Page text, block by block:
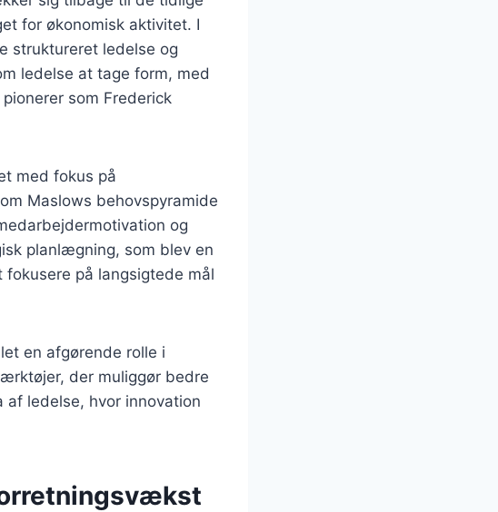
for økonomisk aktivitet. I
struktureret ledelse og
ledelse at tage form, med
som Frederick
med fokus på
Maslows behovspyramide
og
planlægning, som blev en
på langsigtede mål
en afgørende rolle i
der muliggør bedre
ledelse, hvor innovation